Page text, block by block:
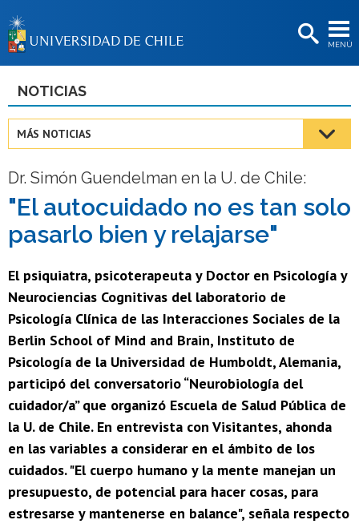
MENÚ
BIBLIOTECAS
Estudiantes
Académicas/os
Funcionarias/os
Egresadas/os
NOTICIAS
MÁS NOTICIAS
Dr. Simón Guendelman en la U. de Chile:
"El autocuidado no es tan solo
pasarlo bien y relajarse"
El psiquiatra, psicoterapeuta y Doctor en Psicología y
Neurociencias Cognitivas del laboratorio de
Psicología Clínica de las Interacciones Sociales de la
Berlin School of Mind and Brain, Instituto de
Psicología de la Universidad de Humboldt, Alemania,
participó del conversatorio “Neurobiología del
cuidador/a” que organizó Escuela de Salud Pública de
la U. de Chile. En entrevista con Visitantes, ahonda
en las variables a considerar en el ámbito de los
cuidados. "El cuerpo humano y la mente manejan un
presupuesto, de potencial para hacer cosas, para
estresarse y mantenerse en balance", señala respecto